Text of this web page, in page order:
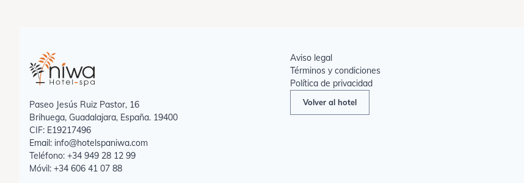
Paseo Jesús Ruiz Pastor, 16
Brihuega, Guadalajara, España. 19400
CIF: E19217496
Email: info@hotelspaniwa.com
Teléfono: +34 949 28 12 99
Móvil: +34 606 41 07 88
Aviso legal
Términos y condiciones
Política de privacidad
Volver al hotel